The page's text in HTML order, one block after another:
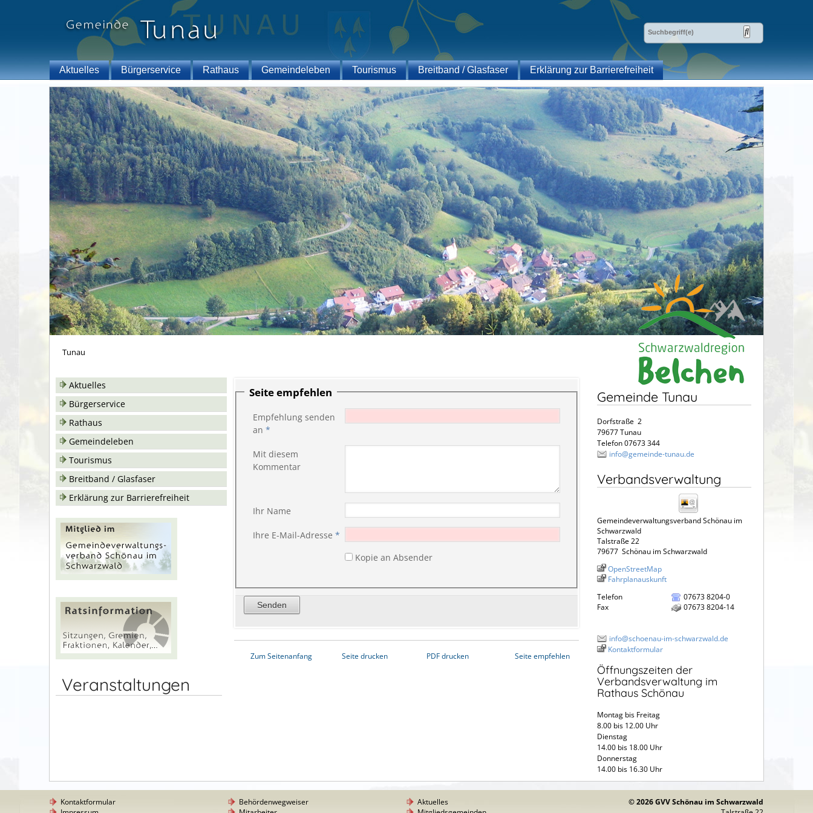
Aktuelles Bürgerservice Rathaus Gemeindeleben Tourismus Breitband / Glasfaser Erklärung zur Barrierefreiheit
Tunau
Aktuelles
Bürgerservice
Rathaus
Gemeindeleben
Tourismus
Breitband / Glasfaser
Erklärung zur Barrierefreiheit
Veranstaltungen
Seite empfehlen
Empfehlung senden
an *
Mit diesem
Kommentar
Ihr Name
Ihre E-Mail-Adresse *
Kopie an Absender
Zum Seitenanfang Seite drucken PDF drucken Seite empfehlen
Gemeinde Tunau
Dorfstraße 2
79677 Tunau
Telefon 07673 344
info@gemeinde-tunau.de
Verbandsverwaltung
Gemeindeverwaltungsverband Schönau im
Schwarzwald
Talstraße 22
79677 Schönau im Schwarzwald
OpenStreetMap
Fahrplanauskunft
Telefon
07673 8204-0
Fax
07673 8204-14
info@schoenau-im-schwarzwald.de
Kontaktformular
Öffnungszeiten der
Verbandsverwaltung im
Rathaus Schönau
Montag bis Freitag
8.00 bis 12.00 Uhr
Dienstag
14.00 bis 18.00 Uhr
Donnerstag
14.00 bis 16.30 Uhr
Kontaktformular
Behördenwegweiser
Aktuelles
© 2026 GVV Schönau im Schwarzwald